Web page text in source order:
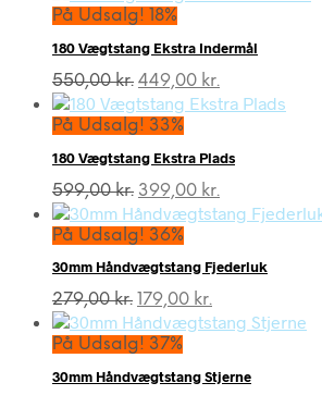
pris
1.633,00 kr..1.449,00 kr..
På Udsalg! 18%
180 Vægtstang Ekstra Indermål
550,00kr. Den
oprindelige
pris
550,00 kr..
449,00 kr.
aktuelle
449,00 kr..
På Udsalg! 33%
180 Vægtstang Ekstra Plads
599,00kr. Den
oprindelige
pris
599,00 kr..
399,00 kr.
aktuelle
399,00 kr..
På Udsalg! 36%
30mm Håndvægtstang Fjederluk
279,00kr. Den
oprindelige
pris
279,00 kr..
179,00 kr.
aktuelle
179,00 kr..
På Udsalg! 37%
30mm Håndvægtstang Stjerne